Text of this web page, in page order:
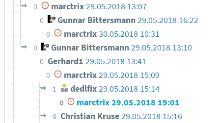
0 marctrix 29.05.2018 13:07
0 Gunnar Bittersmann29.05.2018 16:22
0 marctrix30.05.2018 10:31
0 Gunnar Bittersmann 29.05.2018 13:10
0 Gerhard1 29.05.2018 13:41
0 marctrix29.05.2018 15:09
1 dedlfix29.05.2018 15:14
0 marctrix29.05.2018 19:01
0 Christian Kruse29.05.2018 15:16